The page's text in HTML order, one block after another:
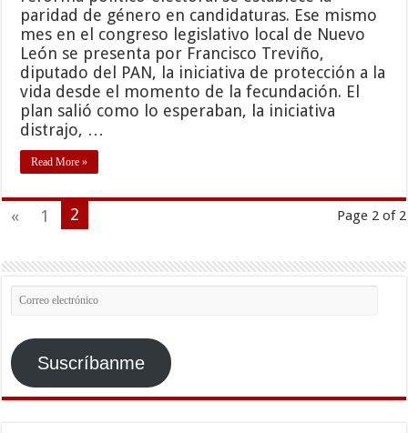
paridad de género en candidaturas. Ese mismo
mes en el congreso legislativo local de Nuevo
León se presenta por Francisco Treviño,
diputado del PAN, la iniciativa de protección a la
vida desde el momento de la fecundación. El
plan salió como lo esperaban, la iniciativa
distrajo, …
Read More »
Page 2 of 2
« 1 2
Correo
electrónico
Suscríbanme